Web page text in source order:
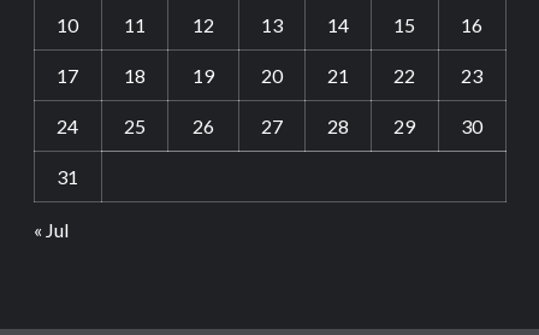
10 11 12 13 14 15 16
17 18 19 20 21 22 23
24 25 26 27 28 29 30
31
« Jul